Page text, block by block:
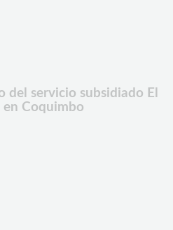
del servicio subsidiado El
en Coquimbo